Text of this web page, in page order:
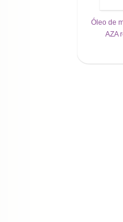
Óleo de
AZA